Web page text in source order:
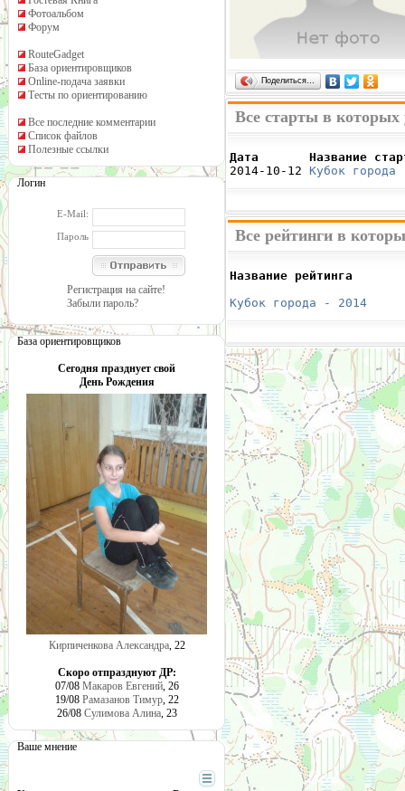
Фотоальбом
Форум
RouteGadget
База ориентировщиков
Online-подача заявки
Тесты по ориентированию
Все последние комментарии
Список файлов
Полезные ссылки
Логин
E-Mail:
Пароль
Регистрация на сайте!
Забыли пароль?
База ориентировщиков
Сегодня празднует свой
День Рождения
Кирпиченкова Александра, 22
Скоро отпразднуют ДР:
07/08 Макаров Евгений, 26
19/08 Рамазанов Тимур, 22
26/08 Сулимова Алина, 23
Ваше мнение
Поделиться…
Все старты в
Дата       Название
2014-10-12 Кубок
Все рейтинги в
Название рейтинга
Кубок города - 2014